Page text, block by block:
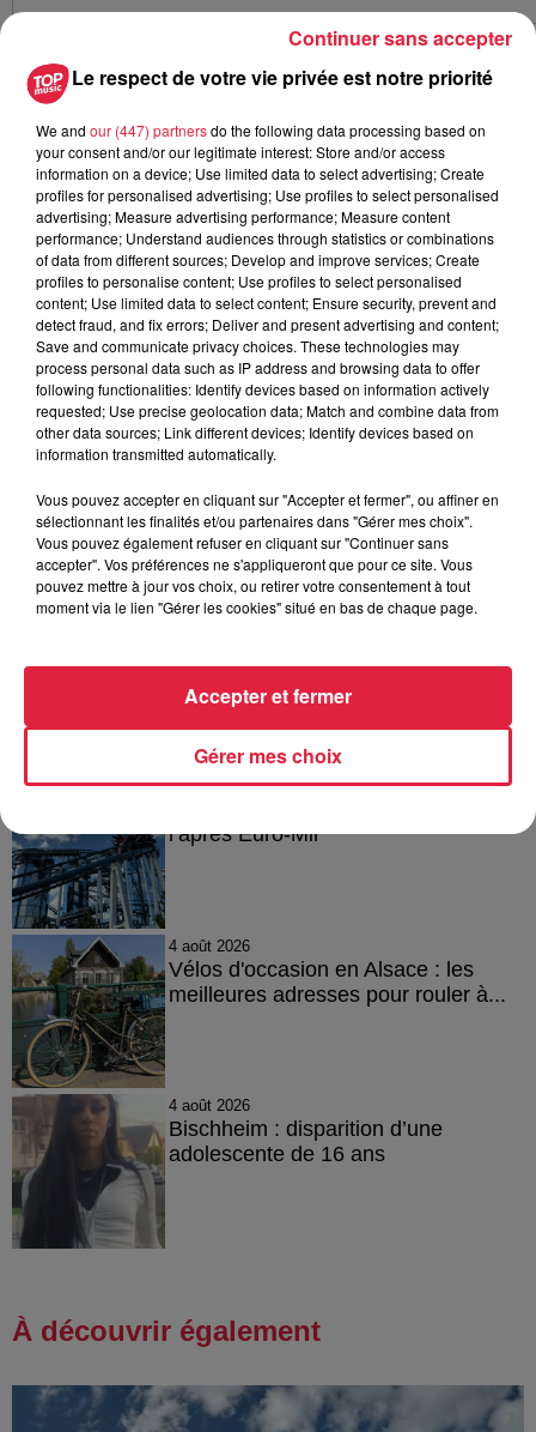
Il y a eu de nombreuses réactions sur Twitter.
âš ï¸ 5h00 - On est d’accord que la terre a bien tremblée à
ce bruit de vague souterraine très perceptible… ðŸ¥µ Et
ailleurs, ça va ?
— Eric Vial (@Arioviste)June 26, 2021
Le plus long et plus fort séisme ces derniers temps celui-
ci, on est d’accord ? Impressionnant….#Strasbourg
— Emmanuel Esteban (@esteban067)June 26, 2021
Magnitude de 4,3 avec un épicentre au nord de
Strasbourg pour le CEA.
On.saura d'ici peu si l'origine est naturelle ou induite par
l'activité humaine...pic.twitter.com/qv72wU1Br5
— Alain Fontanel (@AlainFontanel)June 26, 2021
Publié : 26 juin 2021 à 7h24 - Modifié : 8 novembre 2021 à
12h14 Anne-Sophie Martin
A lire aussi
5 août 2026
l’après Euro-Mir
4 août 2026
Vélos d'occasion en Alsace : les
meilleures adresses pour rouler à...
4 août 2026
Bischheim : disparition d’une
adolescente de 16 ans
À découvrir également
Le respect de votre vie privée est notre priorité
We and our (447) partnersdo the following data processing based on
your consent and/or our legitimate interest: Store and/or access
information on a device; Use limited data to select advertising; Create
profiles for personalised advertising; Use profiles to select personalised
advertising; Measure advertising performance; Measure content
performance; Understand audiences through statistics or combinations
of data from different sources; Develop and improve services; Create
profiles to personalise content; Use profiles to select personalised
content; Use limited data to select content; Ensure security, prevent and
detect fraud, and fix errors; Deliver and present advertising and content;
Save and communicate privacy choices. These technologies may
process personal data such as IP address and browsing data to offer
following functionalities: Identify devices based on information actively
requested; Use precise geolocation data; Match and combine data from
other data sources; Link different devices; Identify devices based on
information transmitted automatically.
Vous pouvez accepter en cliquant sur "Accepter et fermer", ou affiner en
sélectionnant les finalités et/ou partenaires dans "Gérer mes choix".
Vous pouvez également refuser en cliquant sur "Continuer sans
accepter". Vos préférences ne s'appliqueront que pour ce site. Vous
pouvez mettre à jour vos choix, ou retirer votre consentement à tout
moment via le lien "Gérer les cookies" situé en bas de chaque page.
Gérer mes choix
Accepter et fermer
Continuer sans accepter